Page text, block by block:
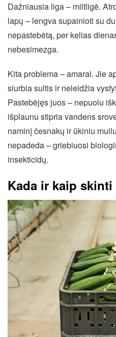
Dažniausia liga – miltligė.
lapų – lengva supainioti su
nepastebėtą, per kelias
nebesimezga.
Kita problema – amarai. Jie
siurbia sultis ir neleidžia
Pastebėjęs juos – nepuolu
išplaunu stipria vandens
naminį česnakų ir ūkiniu
nepadeda – griebiuosi
insekticidų.
Kada ir kaip